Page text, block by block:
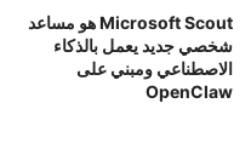
Microsoft Scout هو مساعد
شخصي جديد يعمل بالذكاء
الاصطناعي ومبني على
OpenClaw